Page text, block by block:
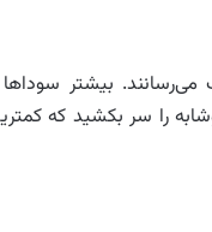
می‌رسانند. بیشتر
را سر بکشید که